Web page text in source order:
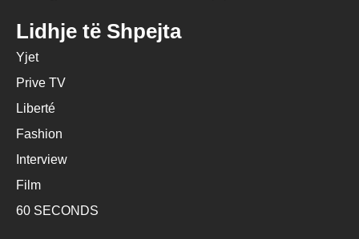
Lidhje të Shpejta
Yjet
Prive TV
Liberté
Fashion
Interview
Film
60 SECONDS